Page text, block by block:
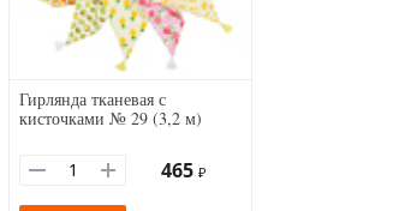
Гирлянда тканевая с
кисточками № 29 (3,2 м)
465 ₽